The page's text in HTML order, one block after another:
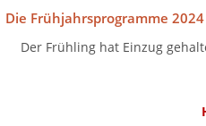
Die Frühjahrsprogramme
Der Frühling hat Einzug